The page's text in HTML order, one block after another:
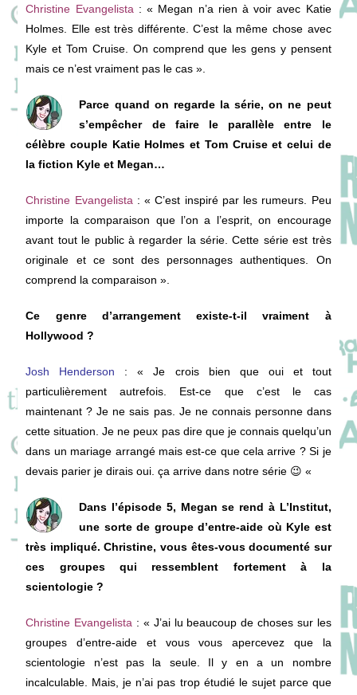
Christine Evangelista : « Megan n’a rien à voir avec Katie
Holmes. Elle est très différente. C’est la même chose avec
Kyle et Tom Cruise. On comprend que les gens y pensent
mais ce n’est vraiment pas le cas ».
Parce quand on regarde la série, on ne peut
s’empêcher de faire le parallèle entre le
célèbre couple Katie Holmes et Tom Cruise et celui de
la fiction Kyle et Megan…
Christine Evangelista : « C’est inspiré par les rumeurs. Peu
importe la comparaison que l’on a l’esprit, on encourage
avant tout le public à regarder la série. Cette série est très
originale et ce sont des personnages authentiques. On
comprend la comparaison ».
Ce genre d’arrangement existe-t-il vraiment à
Hollywood ?
Josh Henderson : « Je crois bien que oui et tout
particulièrement autrefois. Est-ce que c’est le cas
maintenant ? Je ne sais pas. Je ne connais personne dans
cette situation. Je ne peux pas dire que je connais quelqu’un
dans un mariage arrangé mais est-ce que cela arrive ? Si je
devais parier je dirais oui. ça arrive dans notre série 😉 «
Dans l’épisode 5, Megan se rend à L’Institut,
une sorte de groupe d’entre-aide où Kyle est
très impliqué. Christine, vous êtes-vous documenté sur
ces groupes qui ressemblent fortement à la
scientologie ?
Christine Evangelista : « J’ai lu beaucoup de choses sur les
groupes d’entre-aide et vous vous apercevez que la
scientologie n’est pas la seule. Il y en a un nombre
incalculable. Mais, je n’ai pas trop étudié le sujet parce que